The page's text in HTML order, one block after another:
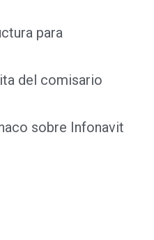
para
del comisario
sobre Infonavit